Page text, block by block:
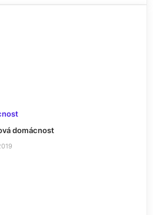
domácnost